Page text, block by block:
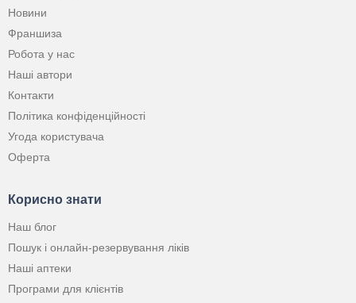
Новини
Франшиза
Робота у нас
Наші автори
Контакти
Політика конфіденційності
Угода користувача
Оферта
Корисно знати
Наш блог
Пошук і онлайн-резервування ліків
Наші аптеки
Програми для клієнтів